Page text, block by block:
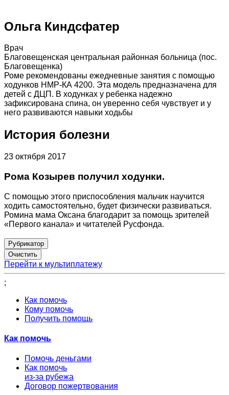
Ольга Киндсфатер
Врач
Благовещенская центральная районная больница (пос.
Благовещенка)
Роме рекомендованы ежедневные занятия с помощью
ходунков НМР-КА 4200. Эта модель предназначена для
детей с ДЦП. В ходунках у ребенка надежно
зафиксирована спина, он уверенно себя чувствует и у
него развиваются навыки ходьбы
История болезни
23 октября 2017
Рома Козырев получил ходунки.
С помощью этого приспособления мальчик научится
ходить самостоятельно, будет физически развиваться.
Ромина мама Оксана благодарит за помощь зрителей
«Первого канала» и читателей Русфонда.
Рубрикатор
Перейти к мультиплатежу
;
Как помочь
Кому помочь
Получить помощь
Как помочь
Помочь деньгами
Как помочь
из-за рубежа
Договор пожертвования